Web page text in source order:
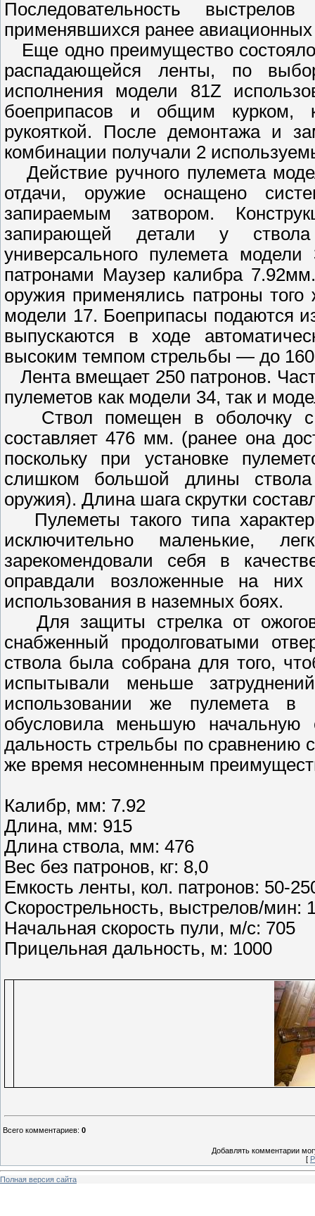
Последовательность
применявшихся ранее авиационных
Еще одно преимущество
распадающейся ленты, по
исполнения модели 81Z
боеприпасов и общим курком,
рукояткой. После демонтажа и
комбинации получали 2
Действие ручного пулемета
отдачи, оружие оснащено
запираемым затвором.
запирающей детали у
универсального пулемета
патронами Маузер калибра
оружия применялись патроны
модели 17. Боеприпасы подаются
выпускаются в ходе
высоким темпом стрельбы — до
Лента вмещает 250 патронов.
пулеметов как модели 34, так и
Ствол помещен в оболочку с
составляет 476 мм. (ранее она
поскольку при установке
слишком большой длины ствола
оружия). Длина шага скрутки
Пулеметы такого типа
исключительно маленькие,
зарекомендовали себя в
оправдали возложенные на них
использования в наземных боях.
Для защиты стрелка от
снабженный продолговатыми
ствола была собрана для того,
испытывали меньше
использовании же пулемета в
обусловила меньшую начальную
дальность стрельбы по сравнению
же время несомненным
Калибр, мм: 7.92
Длина, мм: 915
Длина ствола, мм: 476
Вес без патронов, кг: 8,0
Емкость ленты, кол. патронов: 50-
Скорострельность, выстрелов/мин:
Начальная скорость пули, м/с: 705
Прицельная дальность, м: 1000
Всего комментариев: 0
Добавлять комментарии
[
Полная версия сайта